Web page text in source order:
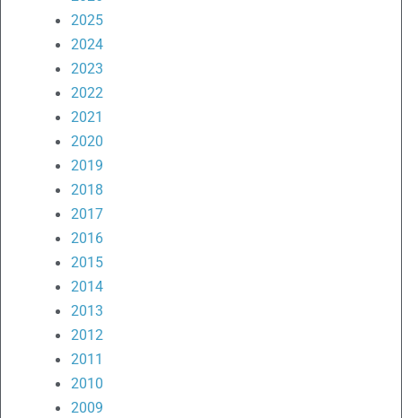
2025
2024
2023
2022
2021
2020
2019
2018
2017
2016
2015
2014
2013
2012
2011
2010
2009